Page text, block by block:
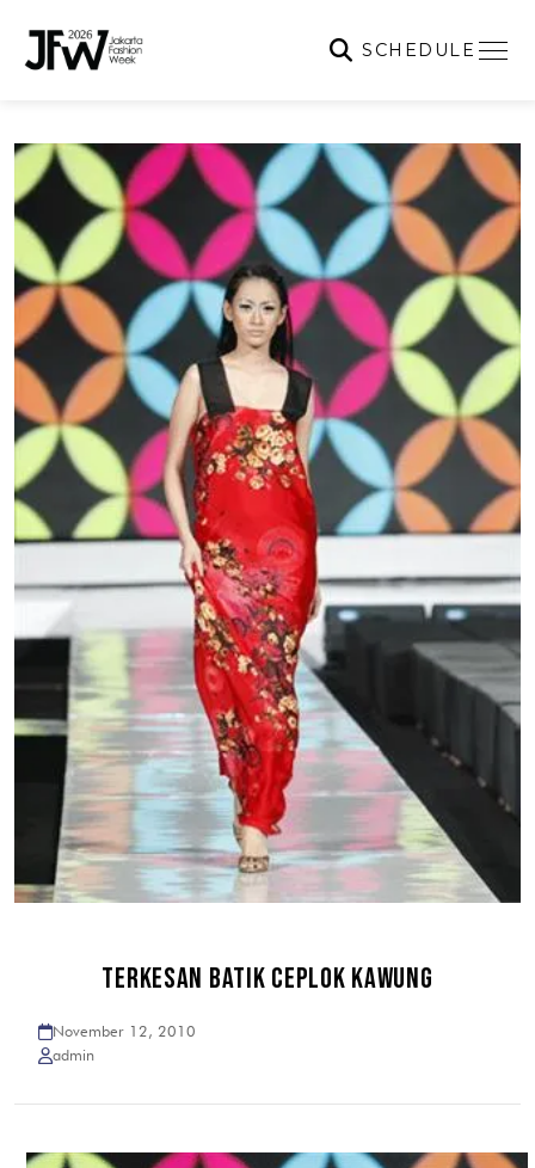
SCHEDULE
TERKESAN BATIK CEPLOK KAWUNG
November 12, 2010
admin